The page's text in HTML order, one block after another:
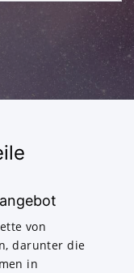
von
darunter die
in